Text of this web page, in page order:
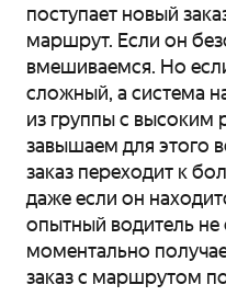
поступает новый
маршрут. Если он
вмешиваемся. Но
сложный, а система
из группы с высоким
завышаем для этого
заказ переходит к
даже если он
опытный водитель не
моментально
заказ с маршрутом